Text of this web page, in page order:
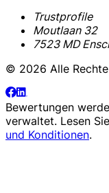
Trustprofile
Moutlaan 32
7523 MD
© 2026 Alle
Bewertungen
verwaltet. Lesen
und Konditionen.